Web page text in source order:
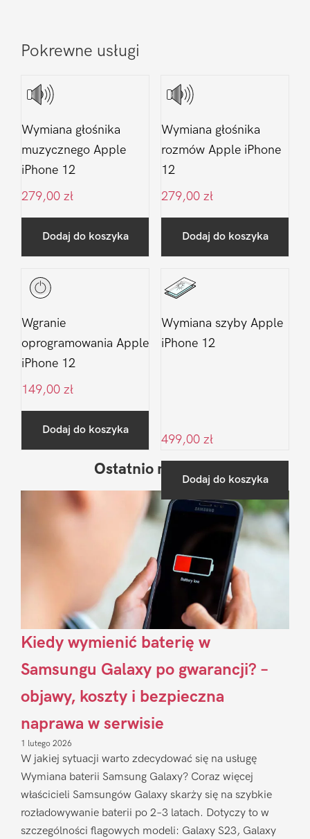
Pokrewne usługi
Wymiana głośnika
muzycznego Apple
iPhone 12
279,00 zł
Dodaj do koszyka
Wymiana głośnika
rozmów Apple iPhone
12
279,00 zł
Dodaj do koszyka
Wgranie
oprogramowania Apple
iPhone 12
149,00 zł
Dodaj do koszyka
Wymiana szyby Apple
iPhone 12
499,00 zł
Dodaj do koszyka
Sidebar
Ostatnio na blogu
Kiedy wymienić baterię w
Samsungu Galaxy po gwarancji? –
objawy, koszty i bezpieczna
naprawa w serwisie
1 lutego 2026
W jakiej sytuacji warto zdecydować się na usługę
Wymiana baterii Samsung Galaxy? Coraz więcej
właścicieli Samsungów Galaxy skarży się na szybkie
rozładowywanie baterii po 2–3 latach. Dotyczy to w
szczególności flagowych modeli: Galaxy S23, Galaxy